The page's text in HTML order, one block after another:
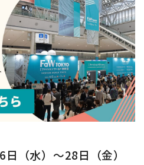
（水）～28日（金）